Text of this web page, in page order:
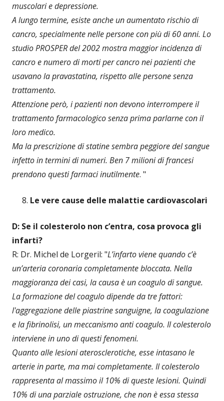
muscolari e depressione.
A lungo termine, esiste anche un aumentato rischio di
cancro, specialmente nelle persone con più di 60 anni. Lo
studio PROSPER del 2002 mostra maggior incidenza di
cancro e numero di morti per cancro nei pazienti che
usavano la pravastatina, rispetto alle persone senza
trattamento.
Attenzione però, i pazienti non devono interrompere il
trattamento farmacologico senza prima parlarne con il
loro medico.
Ma la prescrizione di statine sembra peggiore del sangue
infetto in termini di numeri. Ben 7 milioni di francesi
prendono questi farmaci inutilmente. "
Le vere cause delle malattie cardiovascolari
D: Se il colesterolo non c’entra, cosa provoca gli
infarti?
R: Dr. Michel de Lorgeril: "L’infarto viene quando c’è
un’arteria coronaria completamente bloccata. Nella
maggioranza dei casi, la causa è un coagulo di sangue.
La formazione del coagulo dipende da tre fattori:
l'aggregazione delle piastrine sanguigne, la coagulazione
e la fibrinolisi, un meccanismo anti coagulo. Il colesterolo
interviene in uno di questi fenomeni.
Quanto alle lesioni aterosclerotiche, esse intasano le
arterie in parte, ma mai completamente. Il colesterolo
rappresenta al massimo il 10% di queste lesioni. Quindi
10% di una parziale ostruzione, che non è essa stessa